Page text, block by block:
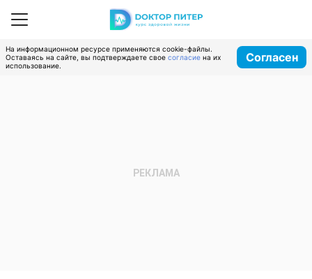
На информационном ресурсе применяются cookie-файлы.
Оставаясь на сайте, вы подтверждаете свое согласие на их
использование.
Согласен